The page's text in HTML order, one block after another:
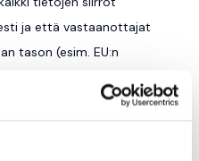
ja että vastaanottajat
tason (esim. EU:n